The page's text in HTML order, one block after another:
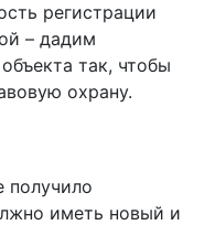
регистрации
– дадим
так, чтобы
охрану.
получило
иметь новый и